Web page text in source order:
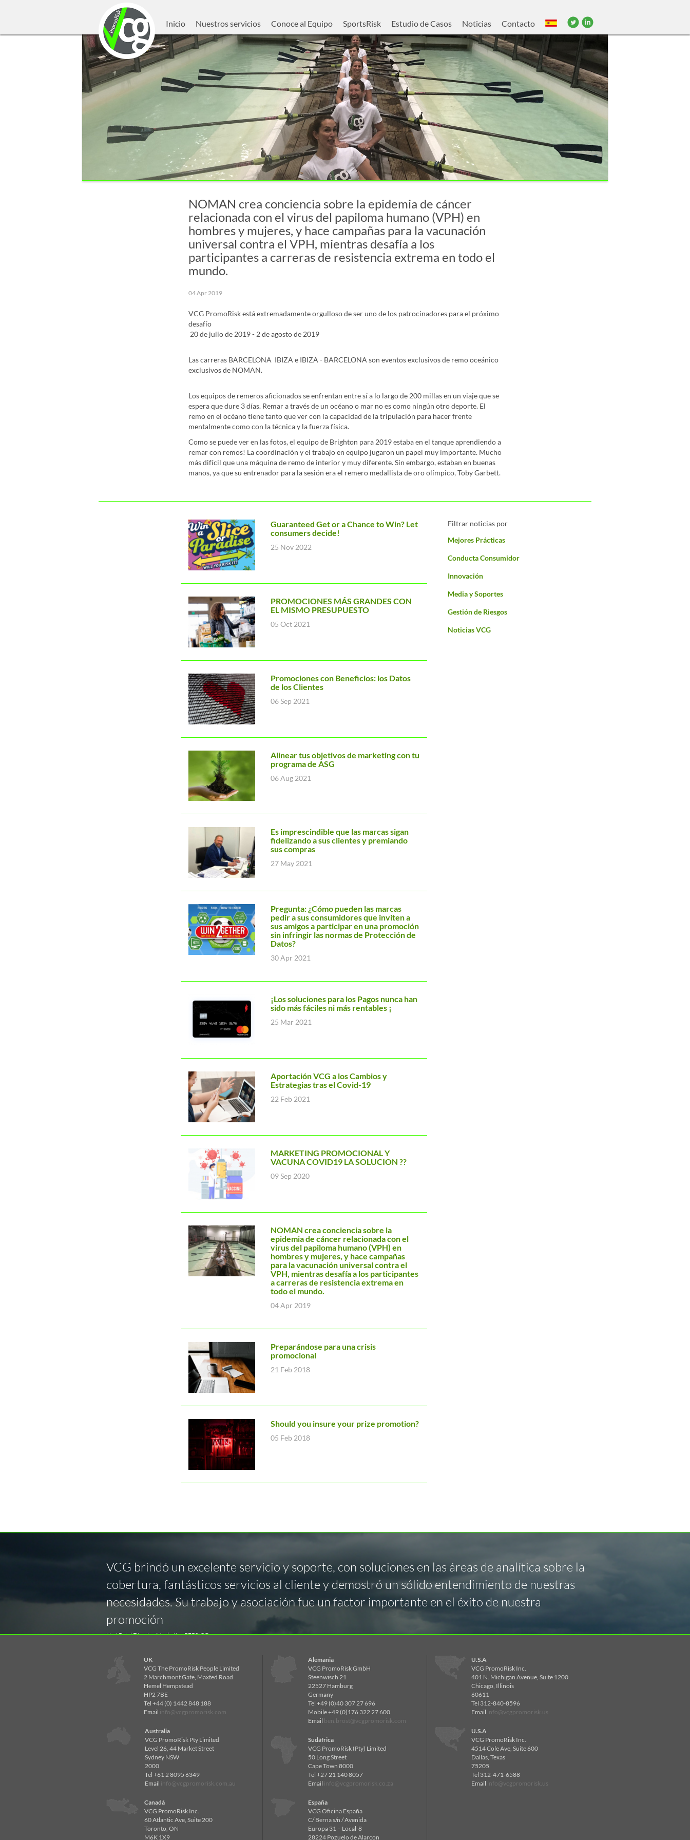
Inicio Nuestros servicios Conoce al Equipo SportsRisk Estudio de Casos Noticias Contacto
NOMAN crea conciencia sobre la epidemia de cáncer
relacionada con el virus del papiloma humano (VPH) en
hombres y mujeres, y hace campañas para la vacunación
universal contra el VPH, mientras desafía a los
participantes a carreras de resistencia extrema en todo el
mundo.
04 Apr 2019
VCG PromoRisk está extremadamente orgulloso de ser uno de los patrocinadores para el próximo
desafío
20 de julio de 2019 - 2 de agosto de 2019
Las carreras BARCELONA IBIZA e IBIZA - BARCELONA son eventos exclusivos de remo oceánico
exclusivos de NOMAN.
Los equipos de remeros aficionados se enfrentan entre sí a lo largo de 200 millas en un viaje que se
espera que dure 3 días. Remar a través de un océano o mar no es como ningún otro deporte. El
remo en el océano tiene tanto que ver con la capacidad de la tripulación para hacer frente
mentalmente como con la técnica y la fuerza física.
Como se puede ver en las fotos, el equipo de Brighton para 2019 estaba en el tanque aprendiendo a
remar con remos! La coordinación y el trabajo en equipo jugaron un papel muy importante. Mucho
más difícil que una máquina de remo de interior y muy diferente. Sin embargo, estaban en buenas
manos, ya que su entrenador para la sesión era el remero medallista de oro olímpico, Toby Garbett.
Guaranteed Get or a Chance to Win? Let
consumers decide!
25 Nov 2022
PROMOCIONES MÁS GRANDES CON
EL MISMO PRESUPUESTO
05 Oct 2021
Promociones con Beneficios: los Datos
de los Clientes
06 Sep 2021
Alinear tus objetivos de marketing con tu
programa de ASG
06 Aug 2021
Es imprescindible que las marcas sigan
fidelizando a sus clientes y premiando
sus compras
27 May 2021
Pregunta: ¿Cómo pueden las marcas
pedir a sus consumidores que inviten a
sus amigos a participar en una promoción
sin infringir las normas de Protección de
Datos?
30 Apr 2021
¡Los soluciones para los Pagos nunca han
sido más fáciles ni más rentables ¡
25 Mar 2021
Aportación VCG a los Cambios y
Estrategias tras el Covid-19
22 Feb 2021
MARKETING PROMOCIONAL Y
VACUNA COVID19 LA SOLUCION ??
09 Sep 2020
NOMAN crea conciencia sobre la
epidemia de cáncer relacionada con el
virus del papiloma humano (VPH) en
hombres y mujeres, y hace campañas
para la vacunación universal contra el
VPH, mientras desafía a los participantes
a carreras de resistencia extrema en
todo el mundo.
04 Apr 2019
Preparándose para una crisis
promocional
21 Feb 2018
Should you insure your prize promotion?
05 Feb 2018
Filtrar noticias por
Mejores Prácticas
Conducta Consumidor
Innovación
Media y Soportes
Gestión de Riesgos
Noticias VCG
VCG brindó un excelente servicio y soporte, con soluciones en las áreas de analítica sobre la
cobertura, fantásticos servicios al cliente y demostró un sólido entendimiento de nuestras
necesidades. Su trabajo y asociación fue un factor importante en el éxito de nuestra
promoción
Umi Patel Director Marketing PEPSICO
UK
VCG The PromoRisk People Limited
2 Marchmont Gate, Maxted Road
Hemel Hempstead
HP2 7BE
Tel +44 (0) 1442 848 188
Email info@vcgpromorisk.com
Australia
VCG PromoRisk Pty Limited
Level 26, 44 Market Street
Sydney NSW
2000
Tel +61 2 8095 6349
Email info@vcgpromorisk.com.au
Canadá
VCG PromoRisk Inc.
60 Atlantic Ave, Suite 200
Toronto, ON
M6K 1X9
Alemania
VCG PromoRisk GmbH
Steenwisch 21
22527 Hamburg
Germany
Tel +49 (0)40 307 27 696
Mobile +49 (0)176 322 27 600
Email ben.brost@vcgpromorisk.com
Sudáfrica
VCG PromoRisk (Pty) Limited
50 Long Street
Cape Town 8000
Tel +27 21 140 8057
Email info@vcgpromorisk.co.za
España
VCG Oficina España
C/ Berna s/n / Avenida
Europa 31 – Local-8
28224 Pozuelo de Alarcon
U.S.A
VCG PromoRisk Inc.
401 N. Michigan Avenue, Suite 1200
Chicago, Illinois
60611
Tel 312-840-8596
Email info@vcgpromorisk.us
U.S.A
VCG PromoRisk Inc.
4514 Cole Ave, Suite 600
Dallas, Texas
75205
Tel 312-471-6588
Email info@vcgpromorisk.us